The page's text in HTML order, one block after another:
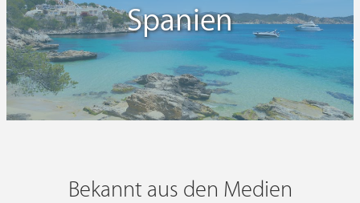
Spanien
Bekannt aus den Medien